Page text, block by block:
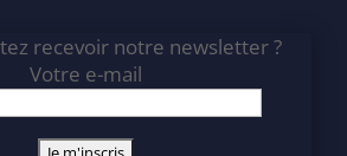
recevoir notre newsletter ?
Votre e-mail